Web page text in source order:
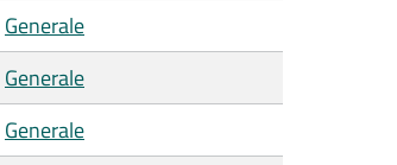
Generale
Generale
Generale